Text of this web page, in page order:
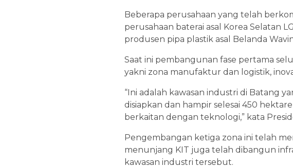
Beberapa perusahaan yang telah
perusahaan baterai asal Korea Selatan
produsen pipa plastik asal Belanda
Saat ini pembangunan fase pertama
yakni zona manufaktur dan logistik,
“Ini adalah kawasan industri di Batang
disiapkan dan hampir selesai 450
berkaitan dengan teknologi,” kata
Pengembangan ketiga zona ini telah
menunjang KIT juga telah dibangun
kawasan industri tersebut.